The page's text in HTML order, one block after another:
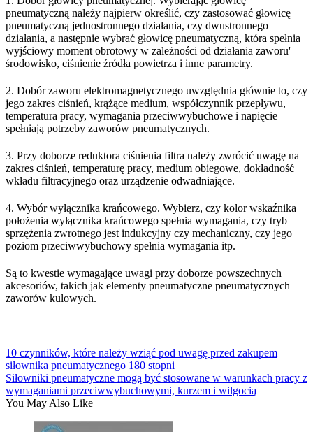
pneumatyczną należy najpierw określić, czy zastosować głowicę
pneumatyczną jednostronnego działania, czy dwustronnego
działania, a następnie wybrać głowicę pneumatyczną, która spełnia
wyjściowy moment obrotowy w zależności od działania zaworu'
środowisko, ciśnienie źródła powietrza i inne parametry.
2. Dobór zaworu elektromagnetycznego uwzględnia głównie to, czy
jego zakres ciśnień, krążące medium, współczynnik przepływu,
temperatura pracy, wymagania przeciwwybuchowe i napięcie
spełniają potrzeby zaworów pneumatycznych.
3. Przy doborze reduktora ciśnienia filtra należy zwrócić uwagę na
zakres ciśnień, temperaturę pracy, medium obiegowe, dokładność
wkładu filtracyjnego oraz urządzenie odwadniające.
4. Wybór wyłącznika krańcowego. Wybierz, czy kolor wskaźnika
położenia wyłącznika krańcowego spełnia wymagania, czy tryb
sprzężenia zwrotnego jest indukcyjny czy mechaniczny, czy jego
poziom przeciwwybuchowy spełnia wymagania itp.
Są to kwestie wymagające uwagi przy doborze powszechnych
akcesoriów, takich jak elementy pneumatyczne pneumatycznych
zaworów kulowych.
10 czynników, które należy wziąć pod uwagę przed zakupem
siłownika pneumatycznego 180 stopni
Siłowniki pneumatyczne mogą być stosowane w warunkach pracy z
wymaganiami przeciwwybuchowymi, kurzem i wilgocią
You May Also Like